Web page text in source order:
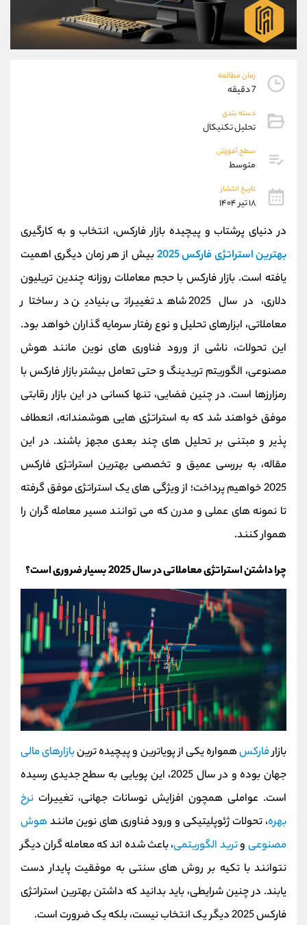
زمان مطالعه
7 دقیقه
دسته بندی
تحلیل تکنیکال
سطح آموزش
متوسط
تاریخ انتشار
۱۸ تیر ۱۴۰۴
در دنیای پرشتاب و پیچیده بازار فارکس، انتخاب و به‌ کارگیری
بهترین استراتژی فارکس 2025
بیش از هر زمان دیگری اهمیت
یافته است. بازار فارکس با حجم معاملات روزانه چندین تریلیون
دلاری، در سال 2025 شاهد تغییراتی بنیادین در ساختار
معاملاتی، ابزارهای تحلیل و نوع رفتار سرمایه‌ گذاران خواهد بود.
این تحولات، ناشی از ورود فناوری‌ های نوین مانند هوش
مصنوعی، الگوریتم‌ تریدینگ و حتی تعامل بیشتر بازار فارکس با
رمزارزها است. در چنین فضایی، تنها کسانی در این بازار رقابتی
موفق خواهند شد که به استراتژی‌ هایی هوشمندانه، انعطاف‌
پذیر و مبتنی بر تحلیل‌ های چند بعدی مجهز باشند. در این
مقاله، به بررسی عمیق و تخصصی بهترین استراتژی فارکس
2025 خواهیم پرداخت؛ از ویژگی‌ های یک استراتژی موفق گرفته
تا نمونه‌ های عملی و مدرن که می‌ توانند مسیر معامله گران را
هموار کنند.
چرا داشتن استراتژی معاملاتی در سال 2025 بسیار ضروری است؟
بازارفارکسهمواره یکی از پویاترین و پیچیده‌ ترینبازارهای مالی
جهان بوده و در سال 2025، این پویایی به سطح جدیدی رسیده
است. عواملی همچون افزایش نوسانات جهانی، تغییرات نرخ
بهره، تحولات ژئوپلیتیکی و ورود فناوری‌ های نوین مانندهوش
مصنوعیوترید الگوریتمی، باعث شده‌ اند که معامله‌ گران دیگر
نتوانند با تکیه بر روش‌ های سنتی به موفقیت پایدار دست
یابند. در چنین شرایطی، باید بدانید که داشتن بهترین استراتژی
فارکس 2025 دیگر یک انتخاب نیست، بلکه یک ضرورت است.
09304891085
واتساپ شروع گفتگو
تلگرام @Armteam_admin_103
پشتیبان فروش
موبایل
واتساپ
داخلی
اطلاعات تماس (دفتر فروش)
021-22021030
بدون پیش شماره 90001030
اینستاگرام @alireza.mehrabii
کانال تلگرام @alirezamehrabi_com